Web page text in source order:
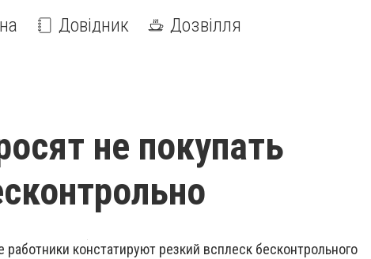
Довідник Дозвілля
не покупать
констатируют резкий всплеск бесконтрольного